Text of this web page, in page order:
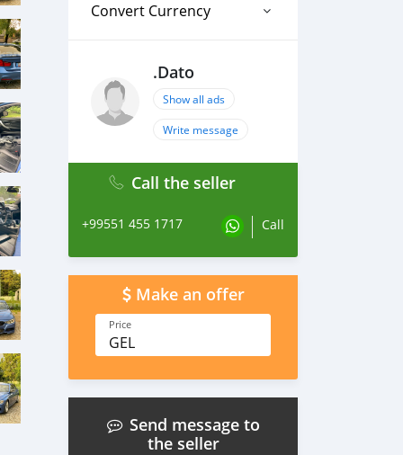
Convert Currency
.Dato
Show all ads
Write message
Call the seller
+99551 455 1717 Call
Make an offer
Price
GEL
Send message to
the seller